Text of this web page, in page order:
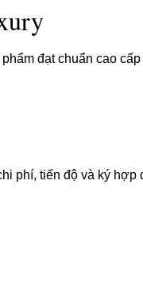
đạt chuẩn cao cấp
phí, tiến độ và ký hợp